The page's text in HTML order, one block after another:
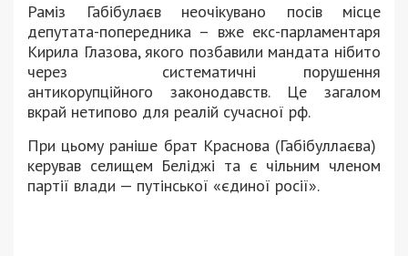
Раміз Габібулаєв неочікувано посів місце
депутата-попередника – вже екс-парламентаря
Кирила Глазова, якого позбавили мандата нібито
через систематичні порушення
антикорупційного законодавств. Це загалом
вкрай нетипово для реалій сучасної рф.
При цьому раніше брат Краснова (Габібуллаєва)
керував селищем Беліджі та є чільним членом
партії влади — путінської «єдиної росії».